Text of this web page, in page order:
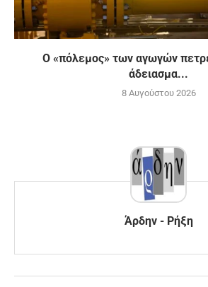
Ο «πόλεμος» των αγωγών
άδειασμα...
8 Αυγούστου 2026
Άρδην - Ρήξη